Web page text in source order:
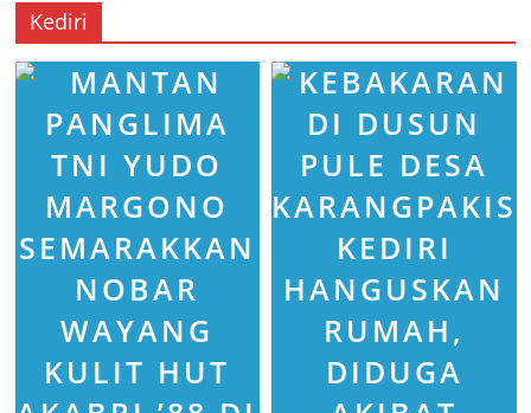
Kediri